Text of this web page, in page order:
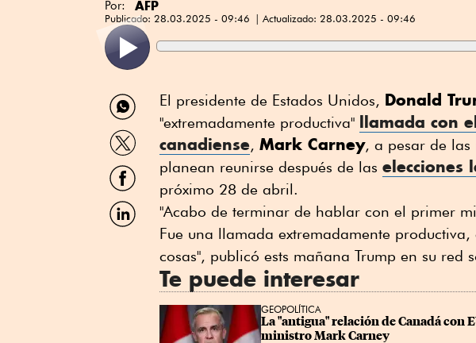
Por: AFP
Publicado: 28.03.2025 - 09:46 Actualizado: 28.03.2025 - 09:46
Compartir
por
WhatsApp
Compartir
por
Twitter
Compartir
por
Facebook
Compartir
por
El presidente de Estados Unidos, Donald
"extremadamente productiva" llamada con
canadiense, Mark Carney, a pesar de las
planean reunirse después de las elecciones
próximo 28 de abril.
"Acabo de terminar de hablar con el primer
Fue una llamada extremadamente
cosas", publicó ests mañana Trump en su red
Te puede interesar
GEOPOLÍTICA
La "antigua" relación de Canadá
ministro Mark Carney